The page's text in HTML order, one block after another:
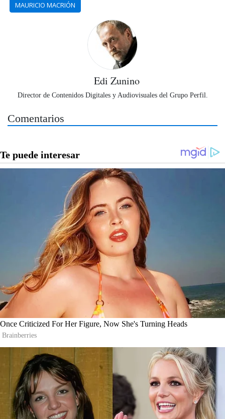
MAURICIO MACRIÓN
Edi Zunino
Director de Contenidos Digitales y Audiovisuales del Grupo Perfil.
Comentarios